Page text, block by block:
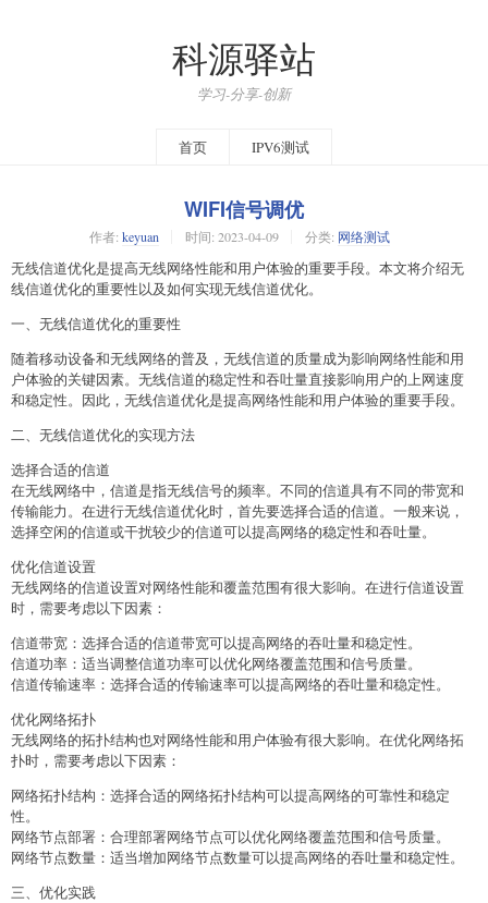
科源驿站
学习-分享-创新
首页 IPV6测试
WIFI信号调优
作者: keyuan 时间: 2023-04-09 分类: 网络测试
无线信道优化是提高无线网络性能和用户体验的重要手段。本文将介绍无
线信道优化的重要性以及如何实现无线信道优化。
一、无线信道优化的重要性
随着移动设备和无线网络的普及，无线信道的质量成为影响网络性能和用
户体验的关键因素。无线信道的稳定性和吞吐量直接影响用户的上网速度
和稳定性。因此，无线信道优化是提高网络性能和用户体验的重要手段。
二、无线信道优化的实现方法
选择合适的信道
在无线网络中，信道是指无线信号的频率。不同的信道具有不同的带宽和
传输能力。在进行无线信道优化时，首先要选择合适的信道。一般来说，
选择空闲的信道或干扰较少的信道可以提高网络的稳定性和吞吐量。
优化信道设置
无线网络的信道设置对网络性能和覆盖范围有很大影响。在进行信道设置
时，需要考虑以下因素：
信道带宽：选择合适的信道带宽可以提高网络的吞吐量和稳定性。
信道功率：适当调整信道功率可以优化网络覆盖范围和信号质量。
信道传输速率：选择合适的传输速率可以提高网络的吞吐量和稳定性。
优化网络拓扑
无线网络的拓扑结构也对网络性能和用户体验有很大影响。在优化网络拓
扑时，需要考虑以下因素：
网络拓扑结构：选择合适的网络拓扑结构可以提高网络的可靠性和稳定
性。
网络节点部署：合理部署网络节点可以优化网络覆盖范围和信号质量。
网络节点数量：适当增加网络节点数量可以提高网络的吞吐量和稳定性。
三、优化实践